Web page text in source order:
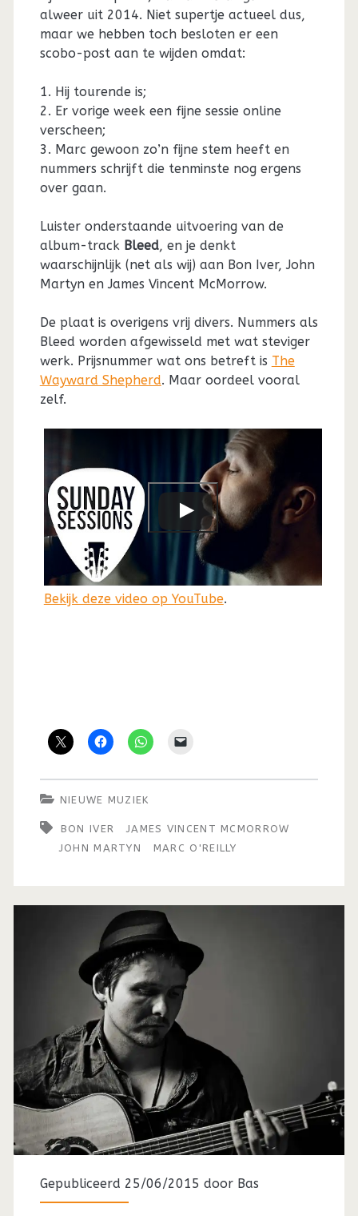
alweer uit 2014. Niet supertje actueel dus,
maar we hebben toch besloten er een
scobo-post aan te wijden omdat:
1. Hij tourende is;
2. Er vorige week een fijne sessie online
verscheen;
3. Marc gewoon zo’n fijne stem heeft en
nummers schrijft die tenminste nog ergens
over gaan.
Luister onderstaande uitvoering van de
album-track Bleed, en je denkt
waarschijnlijk (net als wij) aan Bon Iver, John
Martyn en James Vincent McMorrow.
De plaat is overigens vrij divers. Nummers als
Bleed worden afgewisseld met wat steviger
werk. Prijsnummer wat ons betreft is The
Wayward Shepherd. Maar oordeel vooral
zelf.
Bekijk deze video op YouTube.
NIEUWE MUZIEK
BON IVER
JAMES VINCENT MCMORROW
JOHN MARTYN
MARC O'REILLY
Gepubliceerd 25/06/2015 door Bas